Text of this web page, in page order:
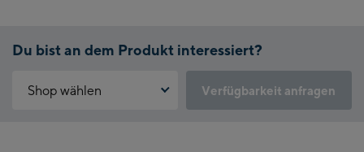
Du bist an dem Produkt interessiert?
Shop wählen Verfügbarkeit anfragen